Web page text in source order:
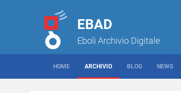
EBAD
Eboli Archivio Digitale
HOME ARCHIVIO BLOG NEWS